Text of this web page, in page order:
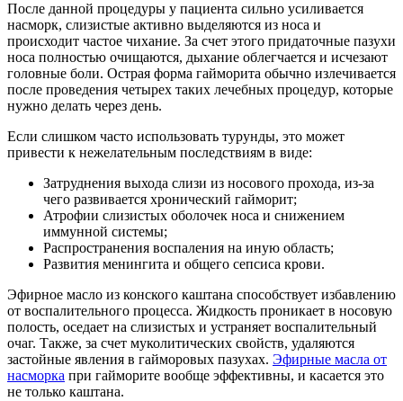
После данной процедуры у пациента сильно усиливается
насморк, слизистые активно выделяются из носа и
происходит частое чихание. За счет этого придаточные пазухи
носа полностью очищаются, дыхание облегчается и исчезают
головные боли. Острая форма гайморита обычно излечивается
после проведения четырех таких лечебных процедур, которые
нужно делать через день.
Если слишком часто использовать турунды, это может
привести к нежелательным последствиям в виде:
Затруднения выхода слизи из носового прохода, из-за
чего развивается хронический гайморит;
Атрофии слизистых оболочек носа и снижением
иммунной системы;
Распространения воспаления на иную область;
Развития менингита и общего сепсиса крови.
Эфирное масло из конского каштана способствует избавлению
от воспалительного процесса. Жидкость проникает в носовую
полость, оседает на слизистых и устраняет воспалительный
очаг. Также, за счет муколитических свойств, удаляются
застойные явления в гайморовых пазухах. Эфирные масла от
насморка при гайморите вообще эффективны, и касается это
не только каштана.